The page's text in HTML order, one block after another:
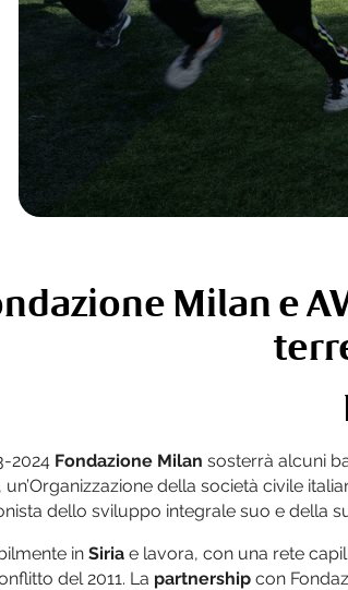
Milan e
2024 Fondazione Milan sosterrà alcuni
, un’Organizzazione della società civile
dello sviluppo integrale suo e della
in Siria e lavora, con una rete
del 2011. La partnership con